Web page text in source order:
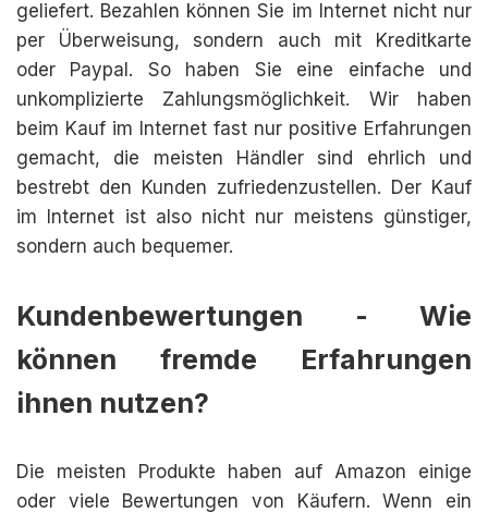
geliefert. Bezahlen können Sie im Internet nicht nur
per Überweisung, sondern auch mit Kreditkarte
oder Paypal. So haben Sie eine einfache und
unkomplizierte Zahlungsmöglichkeit. Wir haben
beim Kauf im Internet fast nur positive Erfahrungen
gemacht, die meisten Händler sind ehrlich und
bestrebt den Kunden zufriedenzustellen. Der Kauf
im Internet ist also nicht nur meistens günstiger,
sondern auch bequemer.
Kundenbewertungen - Wie
können fremde Erfahrungen
ihnen nutzen?
Die meisten Produkte haben auf Amazon einige
oder viele Bewertungen von Käufern. Wenn ein